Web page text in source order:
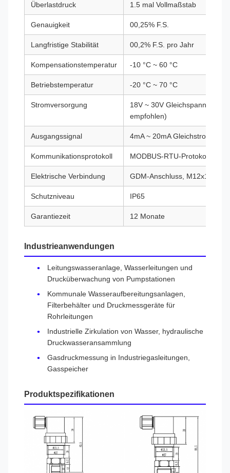
Überlastdruck 1.5 mal Vollmaßstab
Genauigkeit 00,25% F.S.
Langfristige Stabilität 00,2% F.S. pro Jahr
Kompensationstemperatur -10 °C ~ 60 °C
Betriebstemperatur -20 °C ~ 70 °C
Stromversorgung
18V ~ 30V Gleichspannung
empfohlen)
Ausgangssignal 4mA ~ 20mA Gleichstrom, 1V
Kommunikationsprotokoll MODBUS-RTU-Protokoll,
Elektrische Verbindung GDM-Anschluss, M12x1
Schutzniveau IP65
Garantiezeit 12 Monate
Industrieanwendungen
Leitungswasseranlage, Wasserleitungen und
Drucküberwachung von Pumpstationen
Kommunale Wasseraufbereitungsanlagen,
Filterbehälter und Druckmessgeräte für
Rohrleitungen
Industrielle Zirkulation von Wasser, hydraulische
Druckwasseransammlung
Gasdruckmessung in Industriegasleitungen,
Gasspeicher
Produktspezifikationen